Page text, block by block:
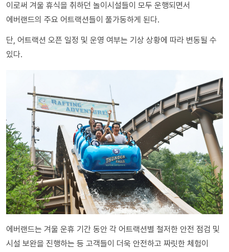
이로써 겨울 휴식을 취하던 놀이시설들이 모두 운행되면서
에버랜드의 주요 어트랙션들이 풀가동하게 된다.
단, 어트랙션 오픈 일정 및 운영 여부는 기상 상황에 따라 변동될 수
있다.
에버랜드는 겨울 운휴 기간 동안 각 어트랙션별 철저한 안전 점검 및
시설 보완을 진행하는 등 고객들이 더욱 안전하고 짜릿한 체험이